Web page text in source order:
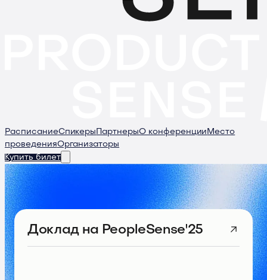
РасписаниеСпикеры ПартнерыО конференции Место
проведенияОрганизаторы
Купить билет
Доклад на PeopleSense'25